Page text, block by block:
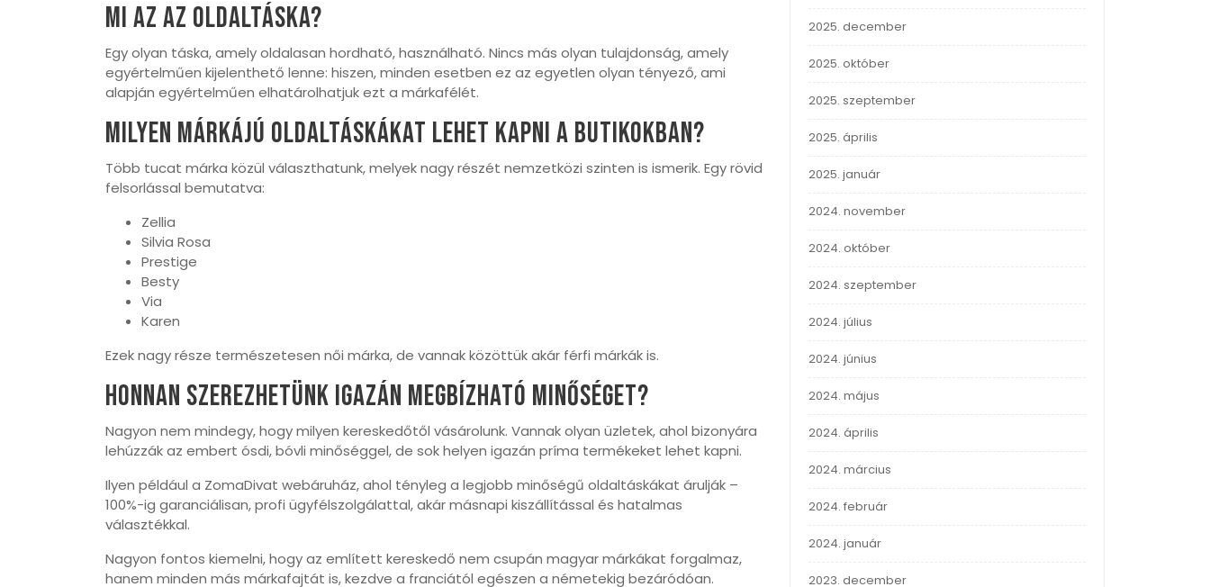
Mi az az oldaltáska?
Egy olyan táska, amely oldalasan hordható, használható. Nincs más olyan tulajdonság, amely
egyértelműen kijelenthető lenne: hiszen, minden esetben ez az egyetlen olyan tényező, ami
alapján egyértelműen elhatárolhatjuk ezt a márkafélét.
Milyen márkájú oldaltáskákat lehet kapni a butikokban?
Több tucat márka közül választhatunk, melyek nagy részét nemzetközi szinten is ismerik. Egy rövid
felsorlással bemutatva:
Zellia
Silvia Rosa
Prestige
Besty
Via
Karen
Ezek nagy része természetesen női márka, de vannak közöttük akár férfi márkák is.
Honnan szerezhetünk igazán megbízható minőséget?
Nagyon nem mindegy, hogy milyen kereskedőtől vásárolunk. Vannak olyan üzletek, ahol bizonyára
lehúzzák az embert ósdi, bóvli minőséggel, de sok helyen igazán príma termékeket lehet kapni.
Ilyen például a ZomaDivat webáruház, ahol tényleg a legjobb minőségű oldaltáskákat árulják –
100%-ig garanciálisan, profi ügyfélszolgálattal, akár másnapi kiszállítással és hatalmas
választékkal.
Nagyon fontos kiemelni, hogy az említett kereskedő nem csupán magyar márkákat forgalmaz,
hanem minden más márkafajtát is, kezdve a franciától egészen a németekig bezáródóan.
2025. december
2025. október
2025. szeptember
2025. április
2025. január
2024. november
2024. október
2024. szeptember
2024. július
2024. június
2024. május
2024. április
2024. március
2024. február
2024. január
2023. december